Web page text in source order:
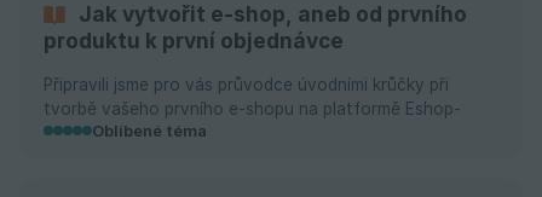
Jak vytvořit e-shop, aneb od prvního
produktu k první objednávce
Připravili jsme pro vás průvodce úvodními krůčky při
tvorbě vašeho prvního e-shopu na platformě Eshop-
rychle. Pomůžeme vám seznámit se s prostředím
Oblíbené téma